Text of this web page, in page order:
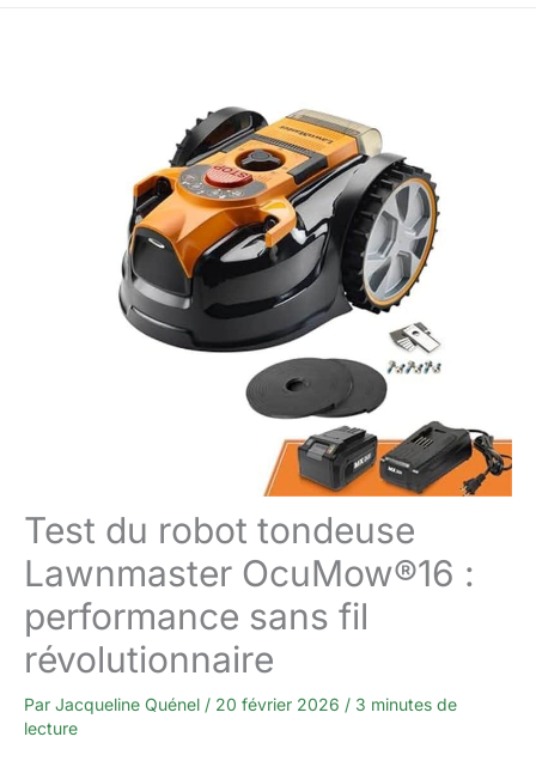
Test du robot tondeuse
Lawnmaster OcuMow®16 :
performance sans fil
révolutionnaire
Par Jacqueline Quénel / 20 février 2026 / 3 minutes de
lecture